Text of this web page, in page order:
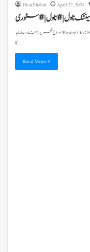
Hina Shahid April 27, 2024
ناول | #ناول | # سٹوری
کا…
Read More »